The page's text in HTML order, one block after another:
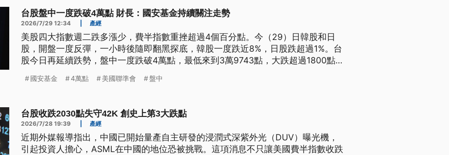
台股盤中一度跌破4萬點 財長：國安基金持續關注走勢
2026/7/29 12:34 產經
美股四大指數週二跌多漲少，費半指數重挫超過4個百分點。今（29）日韓股和日
股，開盤一度反彈，一小時後隨即翻黑探底，韓股一度跌近8%，日股跌超過1%。台
股今日再延續跌勢，盤中一度跌破4萬點，最低來到3萬9743點，大跌超過1800點。
股走勢。
國安基金 4萬點 美國聯準會 盤中
台股收跌2030點失守42K 創史上第3大跌點
2026/7/28 19:39 產經
近期外媒報導指出，中國已開始量產自主研發的浸潤式深紫外光（DUV）曝光機，
引起投資人擔心，ASML在中國的地位恐被挑戰。這項消息不只讓美國費半指數收跌